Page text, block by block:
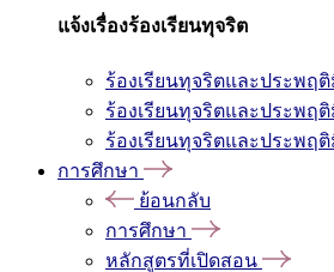
แจ้งเรื่องร้องเรียนทุจริต
ร้องเรียนทุจริตและประพฤ
ร้องเรียนทุจริตและประพฤ
ร้องเรียนทุจริตและประพฤ
การศึกษา
ย้อนกลับ
การศึกษา
หลักสูตรที่เปิดสอน